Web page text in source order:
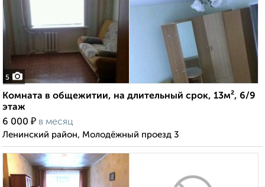
5
Комната в общежитии, на длительный срок, 13м², 6/9
этаж
6 000 ₽ в месяц
Ленинский район, Молодёжный проезд 3